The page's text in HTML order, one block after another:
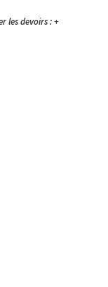
les devoirs : +